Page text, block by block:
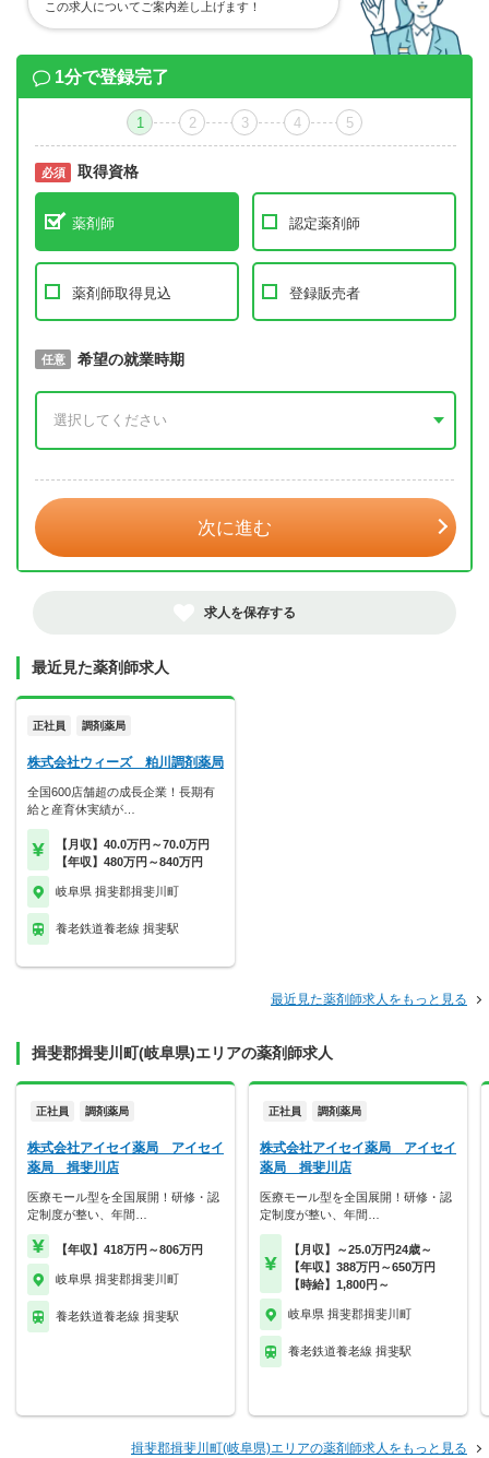
この求人についてご案内差し上げます！
1分で登録完了
1 2 3 4 5
必須 取得資格
薬剤師 認定薬剤師
薬剤師取得見込 登録販売者
必須 取得予定年
任意 希望の就業時期
次に進む
求人を保存する
最近見た薬剤師求人
正社員 調剤薬局
株式会社ウィーズ 粕川調剤薬局
全国600店舗超の成長企業！長期有
給と産育休実績が…
【月収】40.0万円～70.0万円
【年収】480万円～840万円
岐阜県 揖斐郡揖斐川町
養老鉄道養老線 揖斐駅
最近見た薬剤師求人をもっと見る
揖斐郡揖斐川町(岐阜県)エリアの薬剤師求人
正社員 調剤薬局
株式会社アイセイ薬局 アイセイ
薬局 揖斐川店
医療モール型を全国展開！研修・認
定制度が整い、年間…
【年収】418万円～806万円
岐阜県 揖斐郡揖斐川町
養老鉄道養老線 揖斐駅
正社員 調剤薬局
株式会社アイセイ薬局 アイセイ
薬局 揖斐川店
医療モール型を全国展開！研修・認
定制度が整い、年間…
【月収】～25.0万円24歳～
【年収】388万円～650万円
【時給】1,800円～
岐阜県 揖斐郡揖斐川町
養老鉄道養老線 揖斐駅
揖斐郡揖斐川町(岐阜県)エリアの薬剤師求人をもっと見る